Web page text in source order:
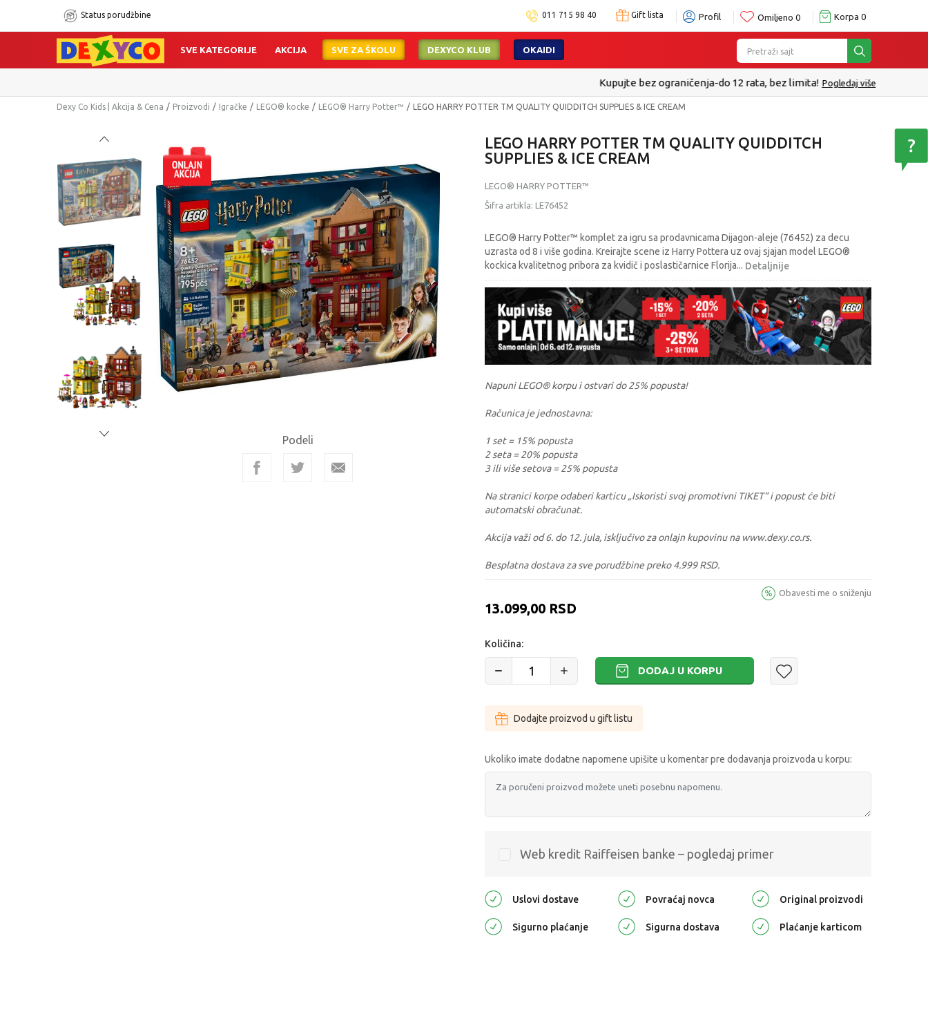
Status porudžbine 011 715 98 40 Gift lista Profil Omiljeno 0 Korpa 0
Pretraži sajt
SVE KATEGORIJE AKCIJA SVE ZA ŠKOLU DEXYCO KLUB OKAIDI
Pogledaj više
Dexy Co Kids | Akcija & Cena Proizvodi Igračke LEGO® kocke LEGO® Harry Potter™ LEGO HARRY POTTER TM QUALITY QUIDDITCH SUPPLIES & ICE CREAM
Podeli
LEGO HARRY POTTER TM QUALITY QUIDDITCH
SUPPLIES & ICE CREAM
LEGO® HARRY POTTER™
Šifra artikla: LE76452
LEGO® Harry Potter™ komplet za igru sa prodavnicama Dijagon-aleje (76452) za decu
uzrasta od 8 i više godina. Kreirajte scene iz Harry Pottera uz ovaj sjajan model LEGO®
kockica kvalitetnog pribora za kvidič i poslastičarnice Florija... Detaljnije
Napuni LEGO® korpu i ostvari do 25% popusta!
Računica je jednostavna:
1 set = 15% popusta
2 seta = 20% popusta
3 ili više setova = 25% popusta
Na stranici korpe odaberi karticu „Iskoristi svoj promotivni TIKET“ i popust će biti
automatski obračunat.
Akcija važi od 6. do 12. jula, isključivo za onlajn kupovinu na www.dexy.co.rs.
Besplatna dostava za sve porudžbine preko 4.999 RSD.
13.099,00 RSD
Obavesti me o sniženju
Količina:
DODAJ U KORPU
Dodajte proizvod u gift listu
Ukoliko imate dodatne napomene upišite u komentar pre dodavanja proizvoda u korpu:
Web kredit Raiffeisen banke – pogledaj primer
Uslovi dostave Povraćaj novca Original proizvodi
Sigurno plaćanje Sigurna dostava Plaćanje karticom